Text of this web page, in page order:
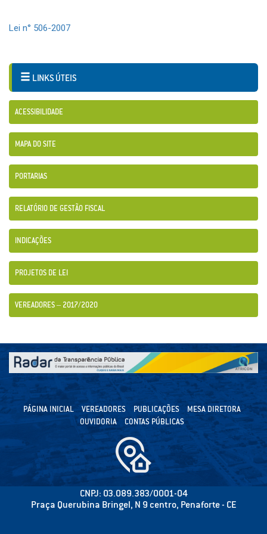
Lei n° 506-2007
LINKS ÚTEIS
ACESSIBILIDADE
MAPA DO SITE
PORTARIAS
RELATÓRIO DE GESTÃO FISCAL
INDICAÇÕES
PROJETOS DE LEI
VEREADORES – 2017/2020
PÁGINA INICIAL VEREADORES PUBLICAÇÕES
MESA DIRETORA
OUVIDORIA
CONTAS PÚBLICAS
CNPJ: 03.089.383/0001-04
Praça Querubina Bringel, N 9 centro, Penaforte - CE